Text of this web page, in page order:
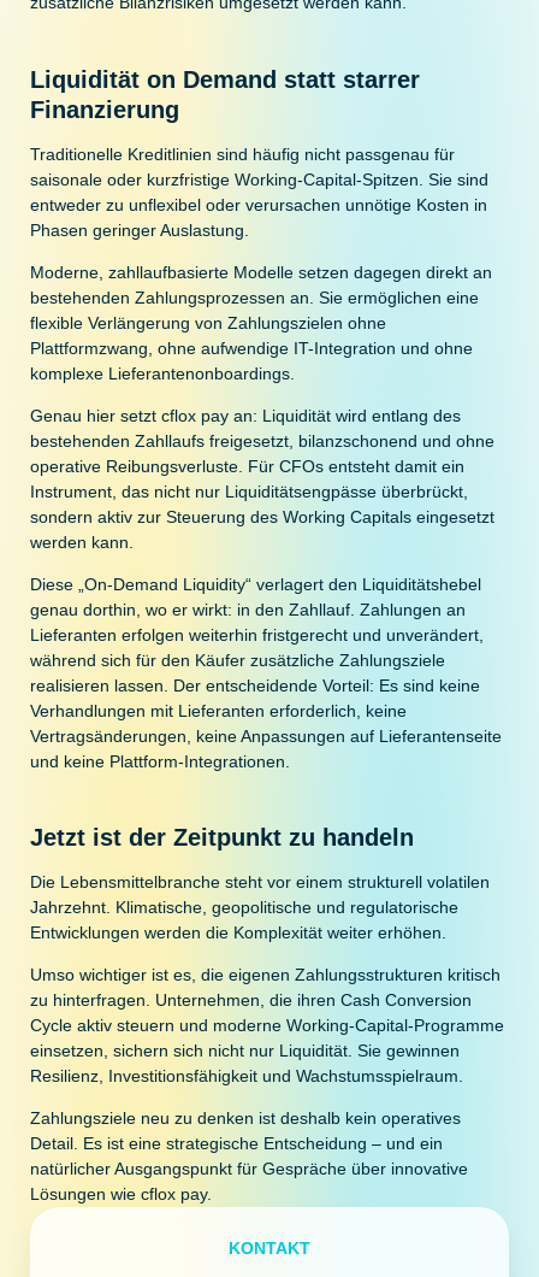
Liquidität on Demand statt starrer
Finanzierung
Traditionelle Kreditlinien sind häufig nicht passgenau für
saisonale oder kurzfristige Working-Capital-Spitzen. Sie sind
entweder zu unflexibel oder verursachen unnötige Kosten in
Phasen geringer Auslastung.
Moderne, zahllaufbasierte Modelle setzen dagegen direkt an
bestehenden Zahlungsprozessen an. Sie ermöglichen eine
flexible Verlängerung von Zahlungszielen ohne
Plattformzwang, ohne aufwendige IT-Integration und ohne
komplexe Lieferantenonboardings.
Genau hier setzt cflox pay an: Liquidität wird entlang des
bestehenden Zahllaufs freigesetzt, bilanzschonend und ohne
operative Reibungsverluste. Für CFOs entsteht damit ein
Instrument, das nicht nur Liquiditätsengpässe überbrückt,
sondern aktiv zur Steuerung des Working Capitals eingesetzt
werden kann.
Diese „On-Demand Liquidity“ verlagert den Liquiditätshebel
genau dorthin, wo er wirkt: in den Zahllauf. Zahlungen an
Lieferanten erfolgen weiterhin fristgerecht und unverändert,
während sich für den Käufer zusätzliche Zahlungsziele
realisieren lassen. Der entscheidende Vorteil: Es sind keine
Verhandlungen mit Lieferanten erforderlich, keine
Vertragsänderungen, keine Anpassungen auf Lieferantenseite
und keine Plattform-Integrationen.
Jetzt ist der Zeitpunkt zu handeln
Die Lebensmittelbranche steht vor einem strukturell volatilen
Jahrzehnt. Klimatische, geopolitische und regulatorische
Entwicklungen werden die Komplexität weiter erhöhen.
Umso wichtiger ist es, die eigenen Zahlungsstrukturen kritisch
zu hinterfragen. Unternehmen, die ihren Cash Conversion
Cycle aktiv steuern und moderne Working-Capital-Programme
einsetzen, sichern sich nicht nur Liquidität. Sie gewinnen
Resilienz, Investitionsfähigkeit und Wachstumsspielraum.
Zahlungsziele neu zu denken ist deshalb kein operatives
Detail. Es ist eine strategische Entscheidung – und ein
natürlicher Ausgangspunkt für Gespräche über innovative
Lösungen wie cflox pay.
KONTAKT